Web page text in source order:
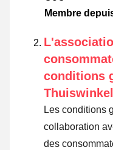
Membre
conditions
Les conditions
collaboration
des